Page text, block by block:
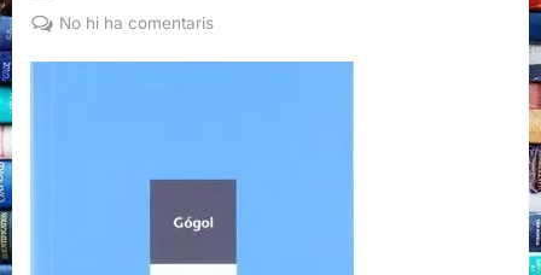
on
No hi ha comentarisa
Gógol,
Edicions